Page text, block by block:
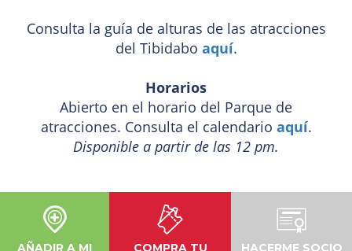
Consulta la guía de alturas de las atracciones
del Tibidabo aquí.
Horarios
Abierto en el horario del Parque de
atracciones. Consulta el calendario aquí.
Disponible a partir de las 12 pm.
AÑADIR A MI COMPRA TU HACERME SOCIO